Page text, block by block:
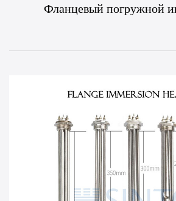
Фланцевый погружной